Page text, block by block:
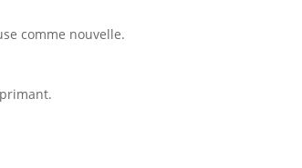
comme nouvelle.